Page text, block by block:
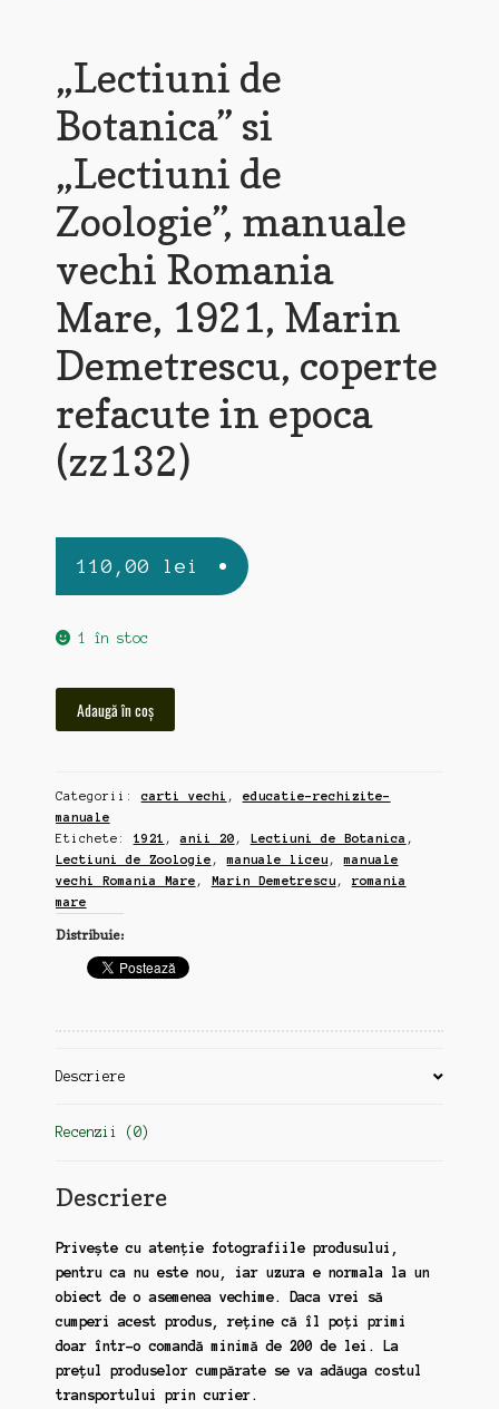
„Lectiuni de
Botanica” si
„Lectiuni de
Zoologie”, manuale
vechi Romania
Mare, 1921, Marin
Demetrescu, coperte
refacute in epoca
(zz132)
110,00 lei
1 în stoc
"Lectiuni
si
"Lectiuni
de
Zoologie",
Romania
Mare,
epoca
Adaugă în coș
Categorii:carti vechi , educatie-rechizite-
manuale
Etichete: 1921 ,anii 20 , Lectiuni de Botanica ,
Lectiuni de Zoologie ,manuale liceu ,manuale
vechi Romania Mare , Marin Demetrescu , romania
mare
Distribuie:
Descriere
Recenzii (0)
Descriere
Privește cu atenție fotografiile produsului,
pentru ca nu este nou, iar uzura e normala la un
obiect de o asemenea vechime. Daca vrei să
cumperi acest produs, reține că îl poți primi
doar într-o comandă minimă de 200 de lei. La
prețul produselor cumpărate se va adăuga costul
transportului prin curier.